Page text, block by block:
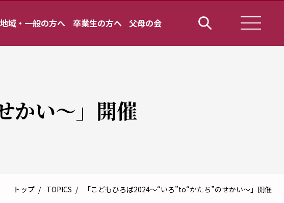
地域・一般の方へ 卒業生の方へ 父母の会
かい～」開催
トップ TOPICS 「こどもひろば2024～“いろ”to“かたち”のせかい～」開催